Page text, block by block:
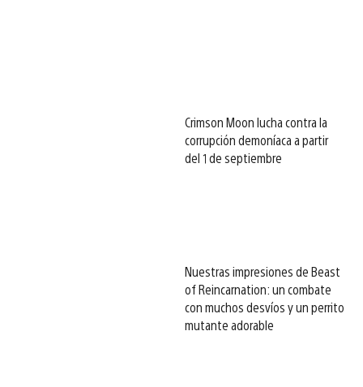
Crimson Moon lucha contra la
corrupción demoníaca a partir
del 1 de septiembre
Nuestras impresiones de Beast
of Reincarnation: un combate
con muchos desvíos y un perrito
mutante adorable